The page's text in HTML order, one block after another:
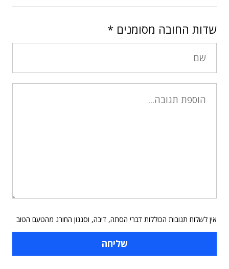
שדות החובה מסומנים *
אין לשלוח תגובות הכוללות דברי הסתה, דיבה, וסגנון החורג מהטעם הטוב